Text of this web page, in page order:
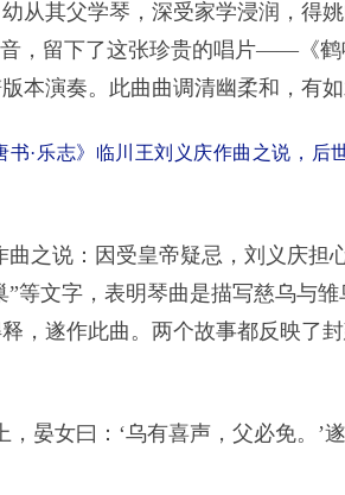
从其父学琴，深受家学浸润，得
音，留下了这张珍贵的唱片—— 《
本演奏。此曲曲调清幽柔和，有
·乐志》临川王刘义庆作曲之说，后
曲之说：因受皇帝疑忌，刘义庆
等文字，表明琴曲是描写慈乌与
，遂作此曲。两个故事都反映了
晏女曰：‘乌有喜声，父必免。’